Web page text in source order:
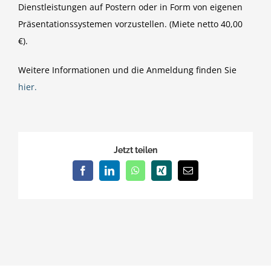
Dienstleistungen auf Postern oder in Form von eigenen
Präsentationssystemen vorzustellen. (Miete netto 40,00
€).
Weitere Informationen und die Anmeldung finden Sie
hier.
Jetzt teilen
FacebookLinkedInWhatsApp
Xing
E-
Mail